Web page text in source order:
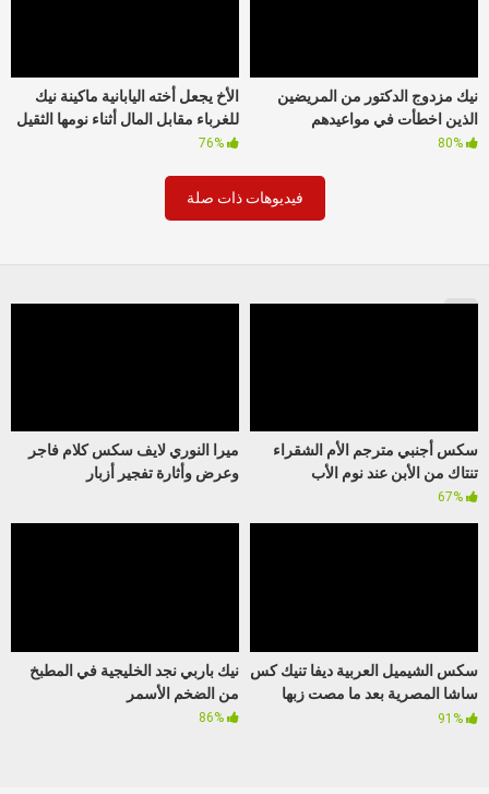
الأخ يجعل أخته اليابانية ماكينة نيك
للغرباء مقابل المال أثناء نومها الثقيل
نيك مزدوج الدكتور من المريضين
الذين اخطأت في مواعيدهم
فيديوهات ذات صلة
ميرا النوري لايف سكس كلام فاجر
وعرض وأثارة تفجير أزبار
سكس أجنبي مترجم الأم الشقراء
تنتاك من الأبن عند نوم الأب
نيك باربي نجد الخليجية في المطبخ
من الضخم الأسمر
سكس الشيميل العربية ديفا تنيك كس
ساشا المصرية بعد ما مصت زبها
ووقفته